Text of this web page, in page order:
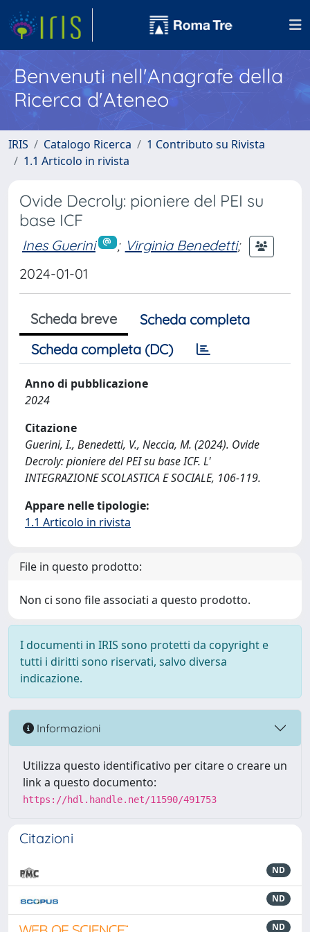
Benvenuti nell'Anagrafe della
Ricerca d'Ateneo
IRIS Catalogo Ricerca
1 Contributo su Rivista
1.1 Articolo in rivista
Ovide Decroly: pioniere del PEI su
base ICF
Ines Guerini ; Virginia Benedetti;
2024-01-01
Scheda breve
Scheda completa
Scheda completa (DC)
Anno di pubblicazione
2024
Citazione
Guerini, I., Benedetti, V., Neccia, M. (2024). Ovide
Decroly: pioniere del PEI su base ICF. L'
INTEGRAZIONE SCOLASTICA E SOCIALE, 106-119.
Appare nelle tipologie:
1.1 Articolo in rivista
File in questo prodotto:
Non ci sono file associati a questo prodotto.
I documenti in IRIS sono protetti da copyright e
tutti i diritti sono riservati, salvo diversa
indicazione.
Informazioni
Utilizza questo identificativo per citare o creare un
link a questo documento:
https://hdl.handle.net/11590/491753
Citazioni
ND
ND
ND